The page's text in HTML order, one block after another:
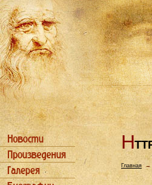
H
Главная→